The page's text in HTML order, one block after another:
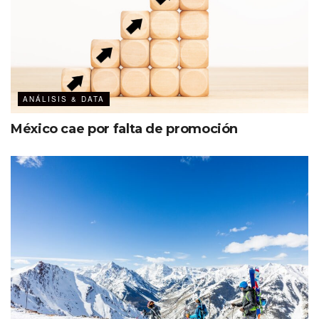
Profesionalización de toda la cadena de valor
Mayor visibilidad al papel de la mujer
Atracción de talento joven
ANÁLISIS & DATA
México cae por falta de promoción